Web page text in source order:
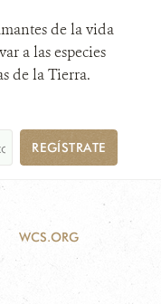
de la vida
a las especies
de la Tierra.
REGÍSTRATE
WCS.ORG